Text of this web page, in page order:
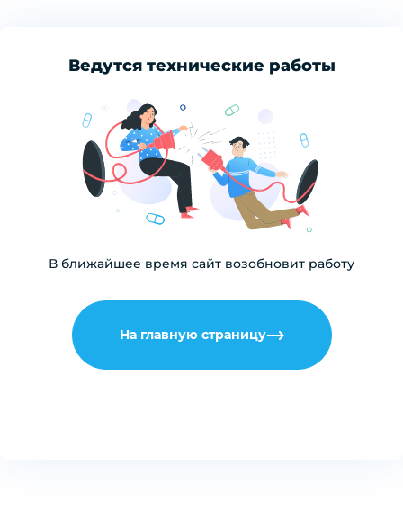
Ведутся технические работы
В ближайшее время сайт возобновит работу
На главную страницу